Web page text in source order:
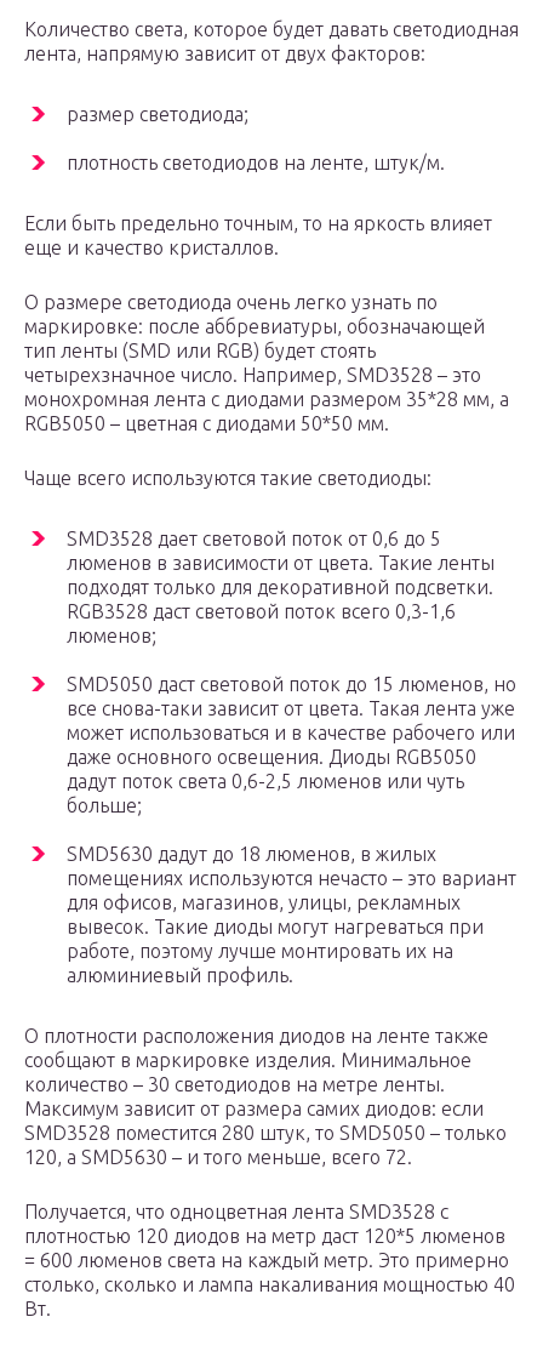
Количество света, которое будет давать светодиодная
лента, напрямую зависит от двух факторов:
размер светодиода;
плотность светодиодов на ленте, штук/м.
Если быть предельно точным, то на яркость влияет
еще и качество кристаллов.
О размере светодиода очень легко узнать по
маркировке: после аббревиатуры, обозначающей
тип ленты (SMD или RGB) будет стоять
четырехзначное число. Например, SMD3528 – это
монохромная лента с диодами размером 35*28 мм, а
RGB5050 – цветная с диодами 50*50 мм.
Чаще всего используются такие светодиоды:
SMD3528 дает световой поток от 0,6 до 5
люменов в зависимости от цвета. Такие ленты
подходят только для декоративной подсветки.
RGB3528 даст световой поток всего 0,3-1,6
люменов;
SMD5050 даст световой поток до 15 люменов, но
все снова-таки зависит от цвета. Такая лента уже
может использоваться и в качестве рабочего или
даже основного освещения. Диоды RGB5050
дадут поток света 0,6-2,5 люменов или чуть
больше;
SMD5630 дадут до 18 люменов, в жилых
помещениях используются нечасто – это вариант
для офисов, магазинов, улицы, рекламных
вывесок. Такие диоды могут нагреваться при
работе, поэтому лучше монтировать их на
алюминиевый профиль.
О плотности расположения диодов на ленте также
сообщают в маркировке изделия. Минимальное
количество – 30 светодиодов на метре ленты.
Максимум зависит от размера самих диодов: если
SMD3528 поместится 280 штук, то SMD5050 – только
120, а SMD5630 – и того меньше, всего 72.
Получается, что одноцветная лента SMD3528 с
плотностью 120 диодов на метр даст 120*5 люменов
= 600 люменов света на каждый метр. Это примерно
столько, сколько и лампа накаливания мощностью 40
Вт.